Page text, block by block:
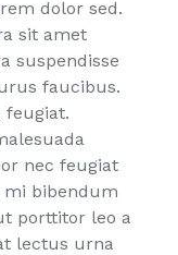
dolor sed.
sit amet
suspendisse
faucibus.
feugiat.
nec feugiat
bibendum
porttitor leo a
lectus urna